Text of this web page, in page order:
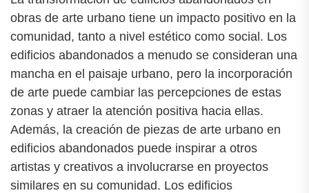
obras de arte urbano tiene un impacto positivo en la
comunidad, tanto a nivel estético como social. Los
edificios abandonados a menudo se consideran una
mancha en el paisaje urbano, pero la incorporación
de arte puede cambiar las percepciones de estas
zonas y atraer la atención positiva hacia ellas.
Además, la creación de piezas de arte urbano en
edificios abandonados puede inspirar a otros
artistas y creativos a involucrarse en proyectos
similares en su comunidad. Los edificios